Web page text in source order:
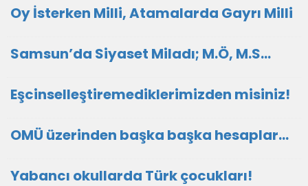
Oy İsterken Milli, Atamalarda Gayrı Milli
Samsun’da Siyaset Miladı; M.Ö, M.S…
Eşcinselleştiremediklerimizden misiniz!
OMÜ üzerinden başka başka hesaplar…
Yabancı okullarda Türk çocukları!